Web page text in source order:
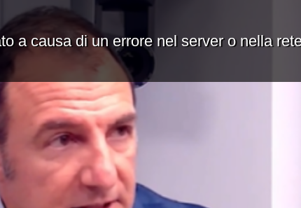
a causa di un errore nel server o nella